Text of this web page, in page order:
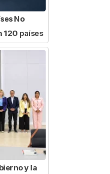
No
120 países
y la